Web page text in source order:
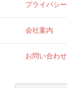
プライバシ
会社案内
お問い合わ